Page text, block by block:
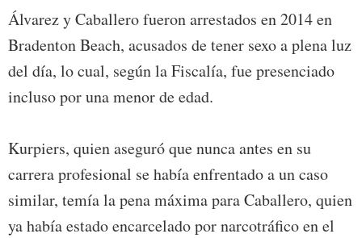
Álvarez y Caballero fueron arrestados en 2014 en
Bradenton Beach, acusados de tener sexo a plena luz
del día, lo cual, según la Fiscalía, fue presenciado
incluso por una menor de edad.
Kurpiers, quien aseguró que nunca antes en su
carrera profesional se había enfrentado a un caso
similar, temía la pena máxima para Caballero, quien
ya había estado encarcelado por narcotráfico en el